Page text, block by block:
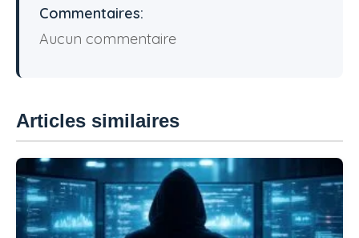
Commentaires:
Aucun commentaire
Articles similaires